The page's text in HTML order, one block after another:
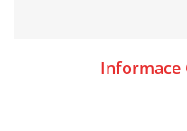
Informace